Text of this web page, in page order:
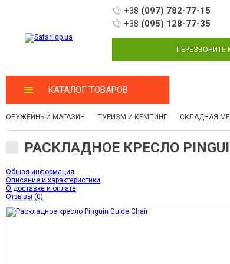
+38 (097) 782-77-15
+38 (095) 128-77-35
ПЕРЕЗВОНИТЕ
КАТАЛОГ ТОВАРОВ
ОРУЖЕЙНЫЙ МАГАЗИН ТУРИЗМ И КЕМПИНГ СКЛАДНАЯ
РАСКЛАДНОЕ КРЕСЛО
Общая информация
Описание и характеристики
О доставке и оплате
Отзывы (0)